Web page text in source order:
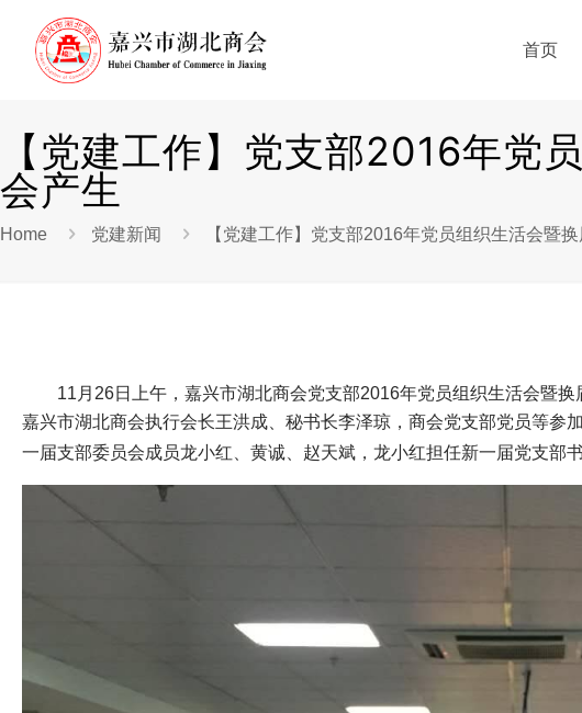
首页
【党建工作】党支部2016年党
会产生
Home 党建新闻 【党建工作】党支部2016年党员组织生活会暨
11 月 26日 上午，嘉兴市湖北商会党支部2016年党员组织生活会暨换
嘉兴市湖北商会执行会长王洪成、秘书长李泽琼，商会党支部党员等参
一届支部委员会成员龙小红、黄诚、赵天斌，龙小红担任新一届党支部